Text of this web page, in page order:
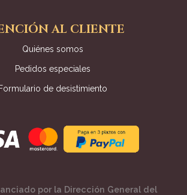
AL CLIENTE
Quiénes somos
Pedidos especiales
Formulario de desistimiento
por la Dirección General del